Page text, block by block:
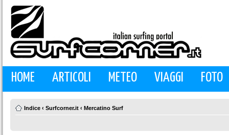
HOME ARTICOLI METEO VIAGGI FOTO
Indice ‹ Surfcorner.it ‹ Mercatino Surf